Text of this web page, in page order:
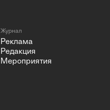
Журнал
Реклама
Редакция
Мероприятия